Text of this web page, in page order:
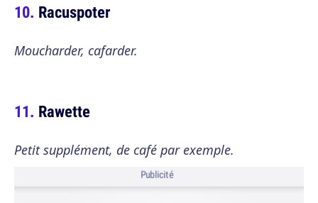
Racuspoter
Moucharder, cafarder.
Rawette
Petit supplément, de café par exemple.
Publicité